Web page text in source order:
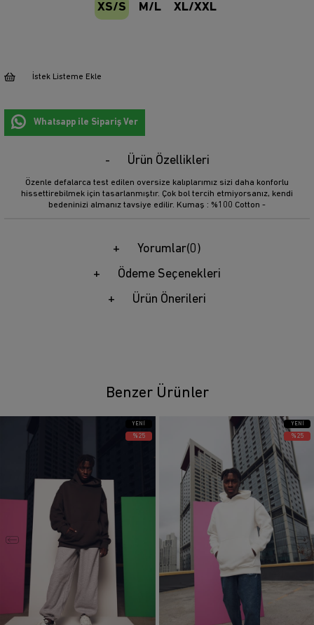
XS/S M/L XL/XXL
İstek Listeme Ekle
Whatsapp ile Sipariş Ver
Ürün Özellikleri
Özenle defalarca test edilen oversize kalıplarımız sizi daha konforlu
hissettirebilmek için tasarlanmıştır. Çok bol tercih etmiyorsanız, kendi
bedeninizi almanız tavsiye edilir. Kumaş : %100 Cotton -
Yorumlar(0)
Ödeme Seçenekleri
Ürün Önerileri
Benzer Ürünler
YENI
ÜRÜN
%25
YENI
ÜRÜN
%25